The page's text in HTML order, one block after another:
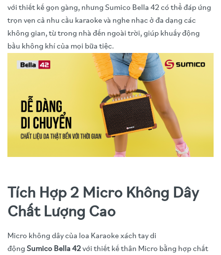
với thiết kế gọn gàng, nhưng Sumico Bella 42 có thể đáp ứng
trọn vẹn cả nhu cầu karaoke và nghe nhạc ở đa dạng các
không gian, từ trong nhà đến ngoài trời, giúp khuấy động
bầu không khí của mọi bữa tiệc.
Tích Hợp 2 Micro Không Dây
Chất Lượng Cao
Micro không dây của loa Karaoke xách tay di
động Sumico Bella 42với thiết kế thân Micro bằng hợp chất